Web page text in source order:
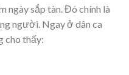
ngày sắp tàn. Đó chính là
người. Ngay ở dân ca
cho thấy: